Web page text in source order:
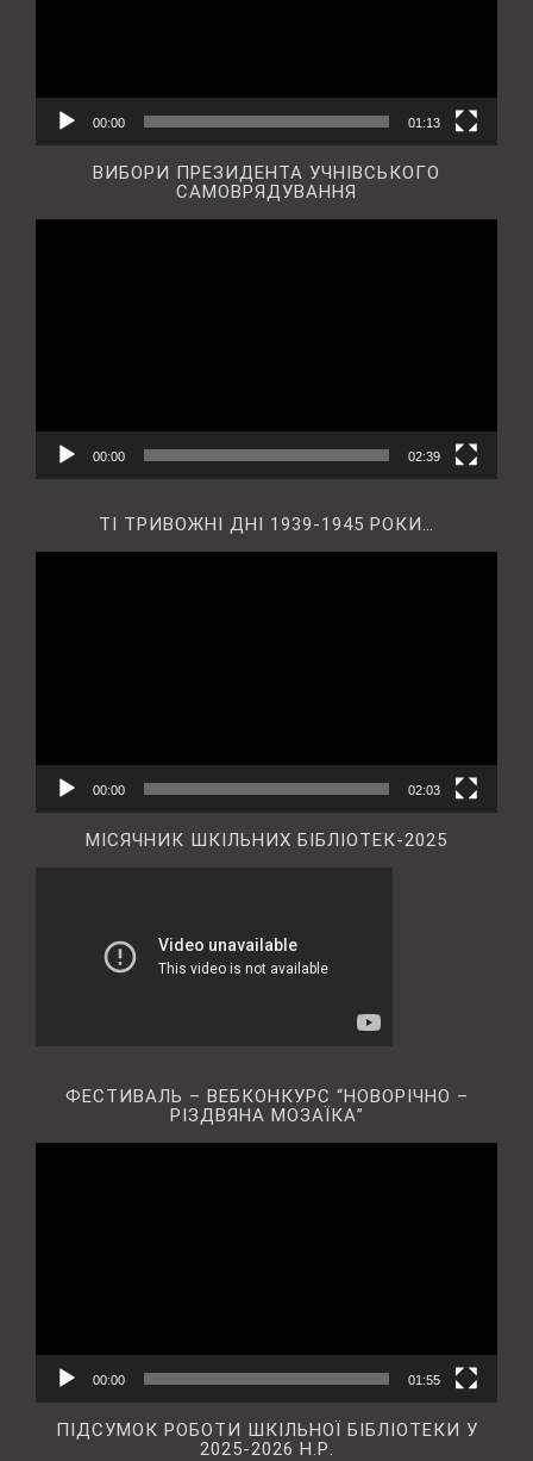
00:00 01:13
ВИБОРИ ПРЕЗИДЕНТА УЧНІВСЬКОГО
САМОВРЯДУВАННЯ
00:00 02:39
ТІ ТРИВОЖНІ ДНІ 1939-1945 РОКИ…
00:00 02:03
МІСЯЧНИК ШКІЛЬНИХ БІБЛІОТЕК-2025
ФЕСТИВАЛЬ – ВЕБКОНКУРС “НОВОРІЧНО –
РІЗДВЯНА МОЗАЇКА”
00:00 01:55
ПІДСУМОК РОБОТИ ШКІЛЬНОЇ БІБЛІОТЕКИ У
2025-2026 Н.Р.